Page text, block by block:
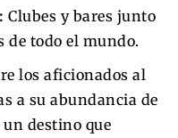
Clubes y bares junto
de todo el mundo.
los aficionados al
a su abundancia de
destino que